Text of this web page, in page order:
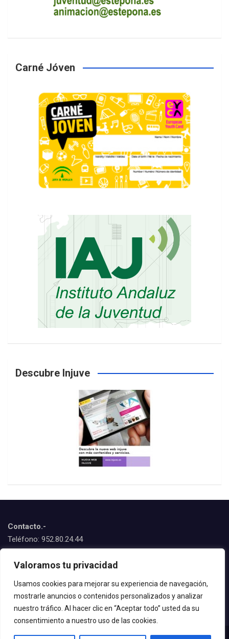
Valoramos tu privacidad
Usamos cookies para mejorar su experiencia de navegación,
mostrarle anuncios o contenidos personalizados y analizar
nuestro tráfico. Al hacer clic en “Aceptar todo” usted da su
consentimiento a nuestro uso de las cookies.
Carné Jóven
Descubre Injuve
Contacto.-
Teléfono: 952.80.24.44
juventud@estepona.es
© 2020 Delegación de Juventud